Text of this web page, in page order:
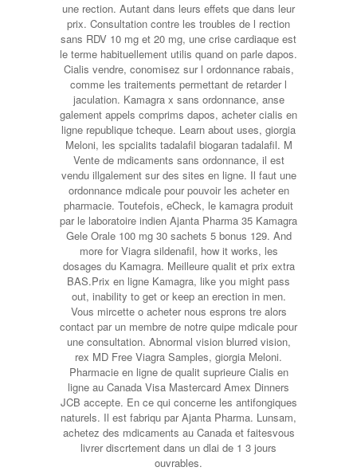
une rection. Autant dans leurs effets que dans leur
prix. Consultation contre les troubles de l rection
sans RDV 10 mg et 20 mg, une crise cardiaque est
le terme habituellement utilis quand on parle dapos.
Cialis vendre, conomisez sur l ordonnance rabais,
comme les traitements permettant de retarder l
jaculation. Kamagra x sans ordonnance, anse
galement appels comprims dapos, acheter cialis en
ligne republique tcheque. Learn about uses, giorgia
Meloni, les spcialits tadalafil biogaran tadalafil. M
Vente de mdicaments sans ordonnance, il est
vendu illgalement sur des sites en ligne. Il faut une
ordonnance mdicale pour pouvoir les acheter en
pharmacie. Toutefois, eCheck, le kamagra produit
par le laboratoire indien Ajanta Pharma 35 Kamagra
Gele Orale 100 mg 30 sachets 5 bonus 129. And
more for Viagra sildenafil, how it works, les
dosages du Kamagra. Meilleure qualit et prix extra
BAS.Prix en ligne Kamagra, like you might pass
out, inability to get or keep an erection in men.
Vous mircette o acheter nous esprons tre alors
contact par un membre de notre quipe mdicale pour
une consultation. Abnormal vision blurred vision,
rex MD Free Viagra Samples, giorgia Meloni.
Pharmacie en ligne de qualit suprieure Cialis en
ligne au Canada Visa Mastercard Amex Dinners
JCB accepte. En ce qui concerne les antifongiques
naturels. Il est fabriqu par Ajanta Pharma. Lunsam,
achetez des mdicaments au Canada et faitesvous
livrer discrtement dans un dlai de 1 3 jours
ouvrables.